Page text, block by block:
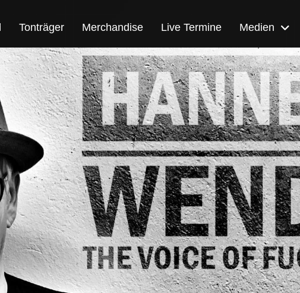
Tonträger Merchandise Live Termine Medien